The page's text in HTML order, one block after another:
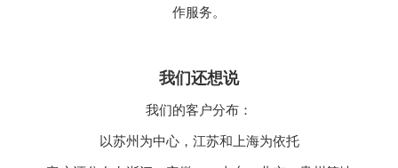
作服务。
我们还想说
我们的客户分布：
以苏州为中心，江苏和上海为依托